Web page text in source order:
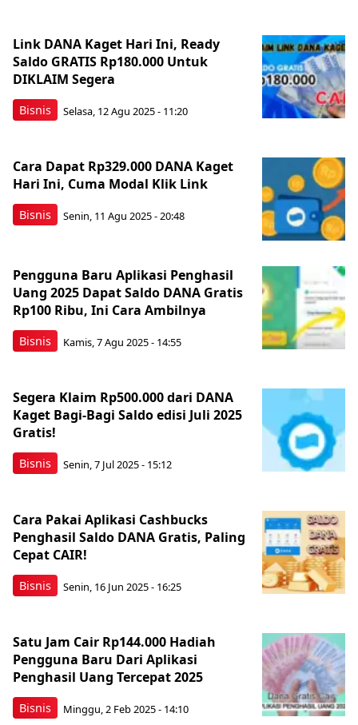
Bisnis
Link DANA Kaget Hari Ini, Ready
Saldo GRATIS Rp180.000 Untuk
DIKLAIM Segera
Selasa, 12 Agu 2025 - 11:20
Bisnis
Cara Dapat Rp329.000 DANA Kaget
Hari Ini, Cuma Modal Klik Link
Senin, 11 Agu 2025 - 20:48
Bisnis
Pengguna Baru Aplikasi Penghasil
Uang 2025 Dapat Saldo DANA Gratis
Rp100 Ribu, Ini Cara Ambilnya
Kamis, 7 Agu 2025 - 14:55
Bisnis
Segera Klaim Rp500.000 dari DANA
Kaget Bagi-Bagi Saldo edisi Juli 2025
Gratis!
Senin, 7 Jul 2025 - 15:12
Bisnis
Cara Pakai Aplikasi Cashbucks
Penghasil Saldo DANA Gratis, Paling
Cepat CAIR!
Senin, 16 Jun 2025 - 16:25
Bisnis
Satu Jam Cair Rp144.000 Hadiah
Pengguna Baru Dari Aplikasi
Penghasil Uang Tercepat 2025
Minggu, 2 Feb 2025 - 14:10